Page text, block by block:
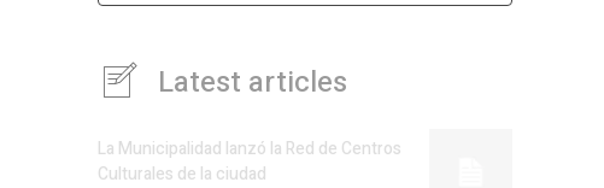
Latest articles
La Municipalidad lanzó la Red de Centros
Culturales de la ciudad